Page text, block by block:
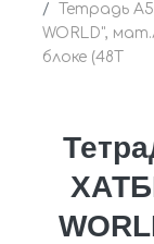
Тетрадь
WORLD",
блоке (48Т